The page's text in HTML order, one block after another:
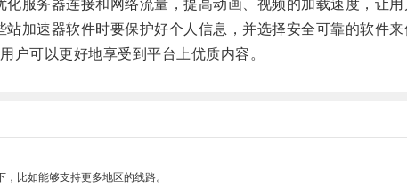
务器连接和网络流量，提高动画、视频的加载速度，让用
速器软件时要保护好个人信息，并选择安全可靠的软件来
可以更好地享受到平台上优质内容。
比如能够支持更多地区的线路。